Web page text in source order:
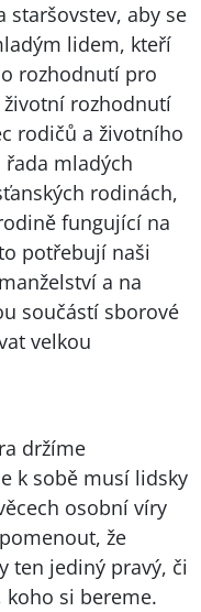
staršovstev, aby se
lidem, kteří
rozhodnutí pro
rozhodnutí
rodičů a životního
mladých
rodinách,
fungující na
potřebují naši
a na
součástí sborové
velkou
držíme
k sobě musí lidsky
osobní víry
že
ten jediný pravý, či
si bereme.